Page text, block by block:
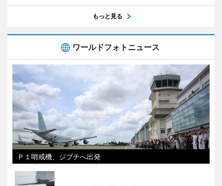
もっと見る
ワールドフォトニュース
Ｐ１哨戒機、ジブチへ出発